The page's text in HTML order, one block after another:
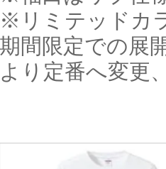
※リミテッドカ
期間限定での展
より定番へ変更